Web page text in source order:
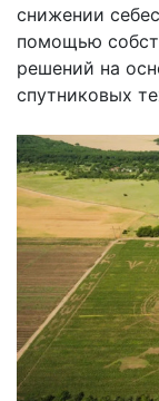
снижении
помощью
решений на
спутниковых